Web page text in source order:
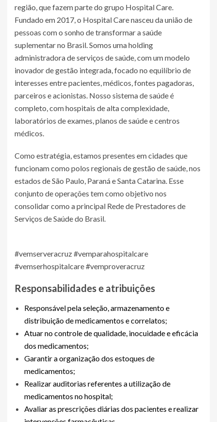
região, que fazem parte do grupo Hospital Care.
Fundado em 2017, o Hospital Care nasceu da união de
pessoas com o sonho de transformar a saúde
suplementar no Brasil. Somos uma holding
administradora de serviços de saúde, com um modelo
inovador de gestão integrada, focado no equilíbrio de
interesses entre pacientes, médicos, fontes pagadoras,
parceiros e acionistas. Nosso sistema de saúde é
completo, com hospitais de alta complexidade,
laboratórios de exames, planos de saúde e centros
médicos.
Como estratégia, estamos presentes em cidades que
funcionam como polos regionais de gestão de saúde, nos
estados de São Paulo, Paraná e Santa Catarina. Esse
conjunto de operações tem como objetivo nos
consolidar como a principal Rede de Prestadores de
Serviços de Saúde do Brasil.
#vemserveracruz #vemparahospitalcare
#vemserhospitalcare #vemproveracruz
Responsabilidades e atribuições
Responsável pela seleção, armazenamento e
distribuição de medicamentos e correlatos;
Atuar no controle de qualidade, inocuidade e eficácia
dos medicamentos;
Garantir a organização dos estoques de
medicamentos;
Realizar auditorias referentes a utilização de
medicamentos no hospital;
Avaliar as prescrições diárias dos pacientes e realizar